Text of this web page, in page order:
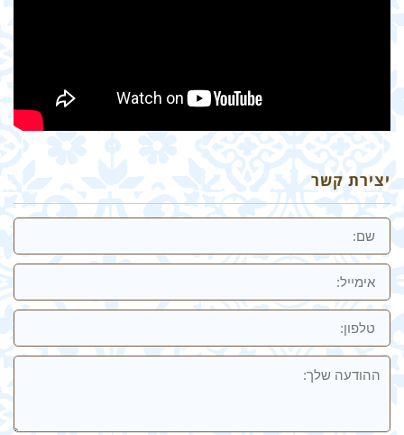
יצירת קשר
שם
אימייל
טלפון:
ההודעה
שלך